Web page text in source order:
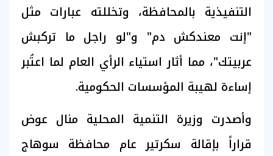
التنفيذية بالمحافظة، وتخللته عبارات مثل
"إنت معندكش دم" و"لو راجل ما تركبش
عربيتك"، مما أثار استياء الرأي العام لما اعتُبر
إساءة لهيبة المؤسسات الحكومية.
وأصدرت وزيرة التنمية المحلية منال عوض
قراراً بإقالة سكرتير عام محافظة سوهاج